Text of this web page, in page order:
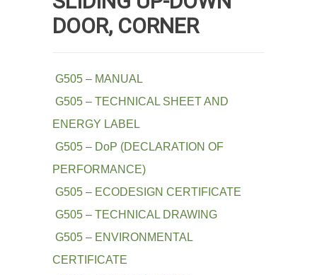
DOOR, CORNER
G505 – MANUAL
G505 – TECHNICAL SHEET AND
ENERGY LABEL
G505 – DoP (DECLARATION OF
PERFORMANCE)
G505 – ECODESIGN CERTIFICATE
G505 – TECHNICAL DRAWING
G505 – ENVIRONMENTAL
CERTIFICATE